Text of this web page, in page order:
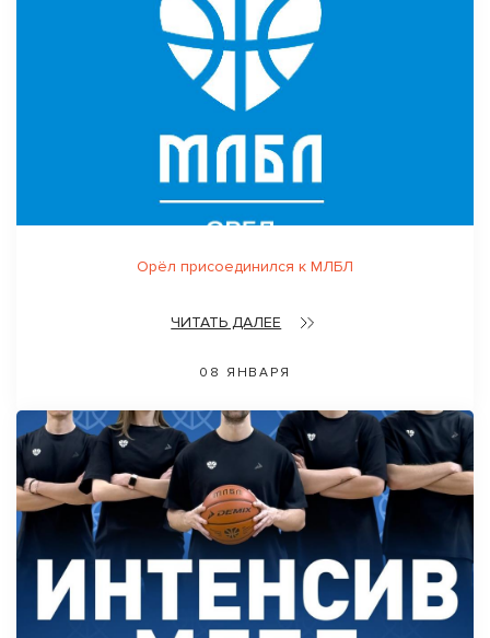
Орёл присоединился к МЛБЛ
ЧИТАТЬ ДАЛЕЕ
08 ЯНВАРЯ